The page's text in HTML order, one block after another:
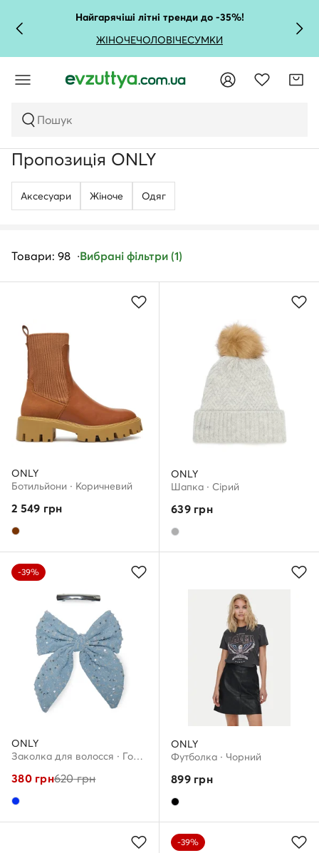
Найгарячіші літні тренди до -35%!
ЖІНОЧЕЧОЛОВІЧЕСУМКИ
Пошук
Пропозиція ONLY
Аксесуари Жіноче Одяг
Товари: 98 Вибрані фільтри (1)
ONLY
Ботильйони · Коричневий
2 549 грн
ONLY
Шапкa · Сірий
639грн
-39%
ONLY
Заколка для волосся · Голубий
380грн620грн
ONLY
Футболка · Чорний
899грн
-39%